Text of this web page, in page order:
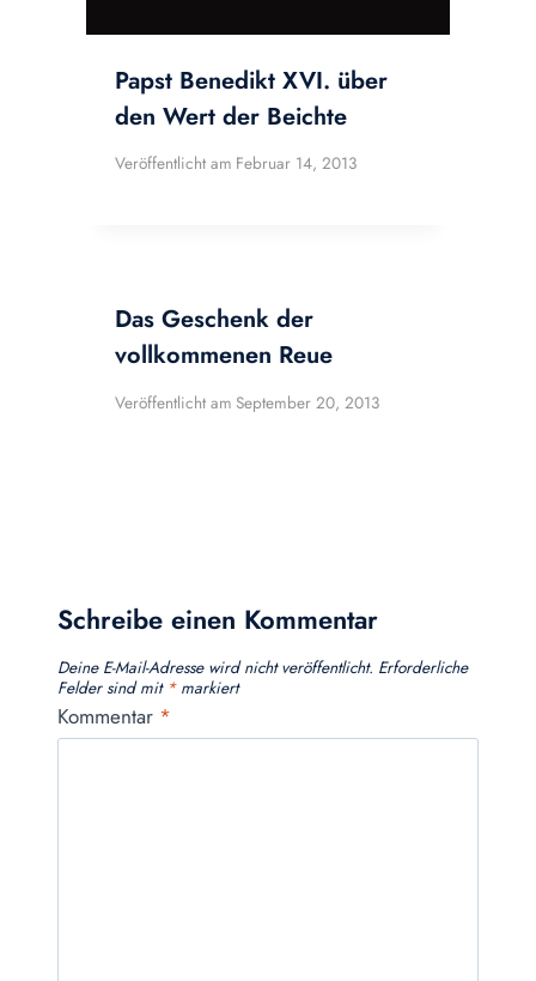
Papst Benedikt XVI. über
den Wert der Beichte
Veröffentlicht am Februar 14, 2013
Das Geschenk der
vollkommenen Reue
Veröffentlicht am September 20, 2013
Schreibe einen Kommentar
Deine E-Mail-Adresse wird nicht veröffentlicht. Erforderliche
Felder sind mit *markiert
Kommentar *